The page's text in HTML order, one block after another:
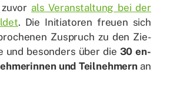
als Ver­an­stal­tung bei der
. Die In­itia­to­ren freu­en sich
Zu­spruch zu den Zie­
und be­son­ders über die 30 en­
und Teil­neh­mernan